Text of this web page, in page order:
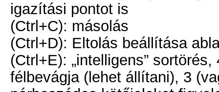
igazítási pontot is
(Ctrl+C): másolás
(Ctrl+D): Eltolás beállítása
(Ctrl+E): „intelligens”
félbevágja (lehet állítani), 3